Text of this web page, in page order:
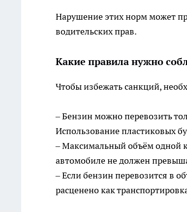
Нарушение этих норм может
водительских прав.
Какие правила нужно
Чтобы избежать санкций,
– Бензин можно перевозить
Использование пластиковых
– Максимальный объём одной
автомобиле не должен
– Если бензин перевозится в
расценено как